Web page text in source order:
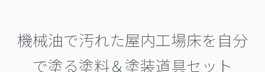
機械油で汚れた屋内工場床を自分
で塗る塗料＆塗装道具セット